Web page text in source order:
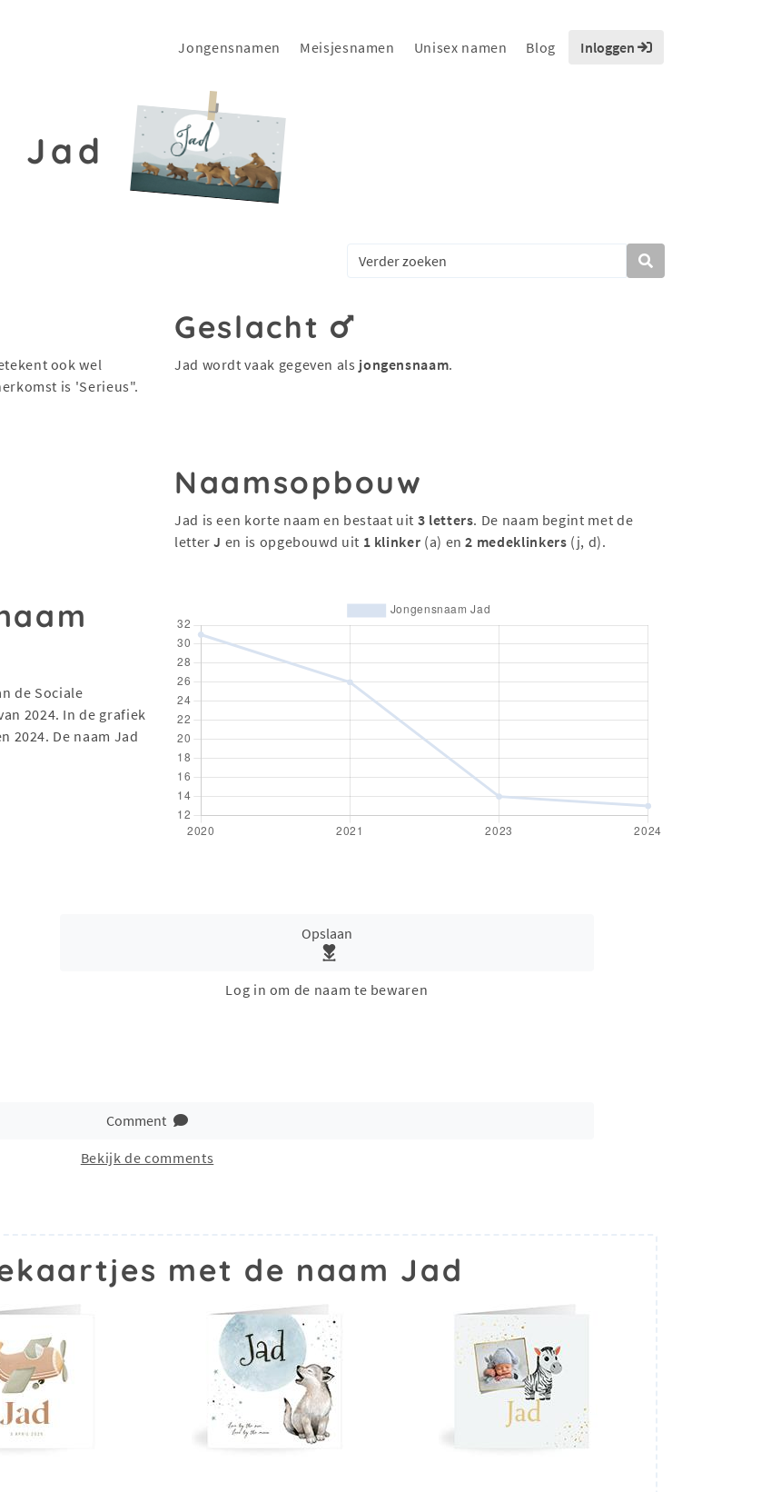
Jongensnamen Meisjesnamen Unisex namen Blog Inloggen
Jad
ook wel
is 'Serieus".
Geslacht
Jad wordt vaak gegeven als jongensnaam.
Naamsopbouw
Jad is een korte naam en bestaat uit 3 letters. De naam begint met de
letterJ en is opgebouwd uit 1 klinker (a) en2 medeklinkers (j, d).
de Sociale
2024. In de grafiek
2024. De naam Jad
Opslaan
Log in om de naam te bewaren
Comment
Bekijk de comments
met de naam Jad